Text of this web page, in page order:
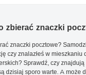
zbierać znaczki
znaczki pocztowe?
czy znalazłeś w mieszkaniu
Sprawdź, czy znajdują
dzisiaj sporo warte. A może